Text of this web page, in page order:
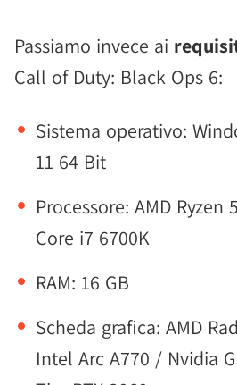
Passiamo invece ai
Call of Duty: Black Ops 6:
Sistema operativo:
11 64 Bit
Processore: AMD Ryzen
Core i7 6700K
RAM: 16 GB
Scheda grafica: AMD
Intel Arc A770 / Nvidia